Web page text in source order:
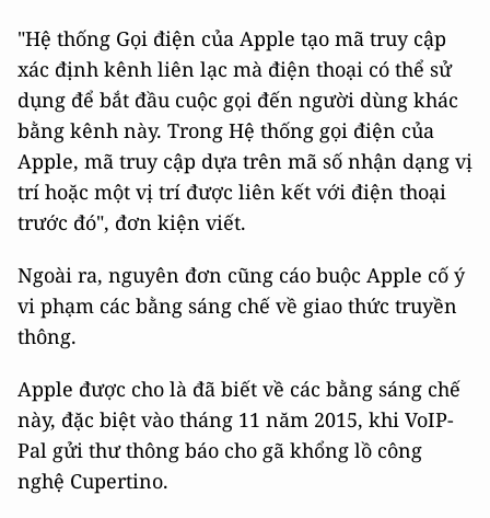
"Hệ thống Gọi điện của Apple tạo mã truy cập
xác định kênh liên lạc mà điện thoại có thể sử
dụng để bắt đầu cuộc gọi đến người dùng khác
bằng kênh này. Trong Hệ thống gọi điện của
Apple, mã truy cập dựa trên mã số nhận dạng vị
trí hoặc một vị trí được liên kết với điện thoại
trước đó", đơn kiện viết.
Ngoài ra, nguyên đơn cũng cáo buộc Apple cố ý
vi phạm các bằng sáng chế về giao thức truyền
thông.
Apple được cho là đã biết về các bằng sáng chế
này, đặc biệt vào tháng 11 năm 2015, khi VoIP-
Pal gửi thư thông báo cho gã khổng lồ công
nghệ Cupertino.